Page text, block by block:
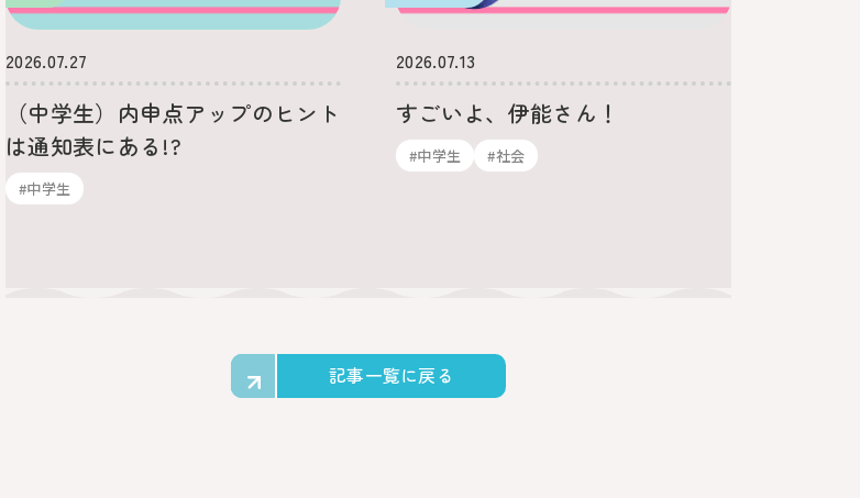
2026.07.27
（中学生）内申点アップのヒント
は通知表にある!?
#中学生
2026.07.13
すごいよ、伊能さん！
#中学生 #社会
記事一覧に戻る